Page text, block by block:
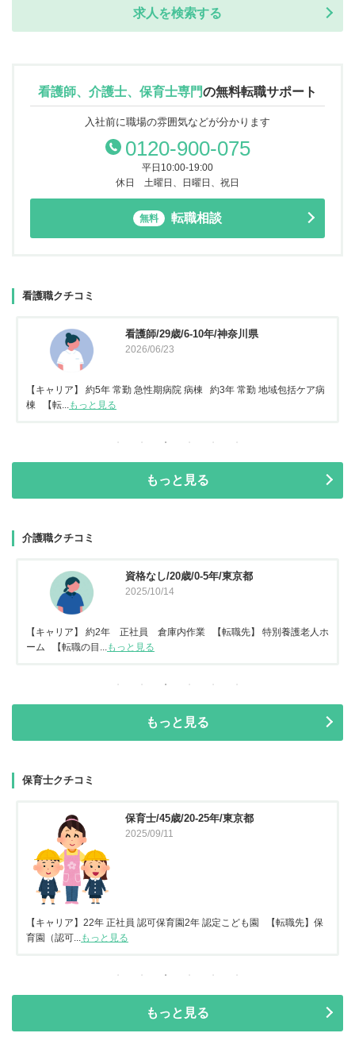
求人を検索する
看護師、介護士、保育士専門の無料転職サポート
入社前に職場の雰囲気などが分かります
0120-900-075
平日10:00-19:00
休日 土曜日、日曜日、祝日
無料 転職相談
看護職クチコミ
看護師/29歳/6-10年/神奈川県
2026/06/23
【キャリア】 約5年 常勤 急性期病院 病棟 約3年 常勤 地域包括ケア病
棟 【転...
もっと見る
もっと見る
介護職クチコミ
資格なし/20歳/0-5年/東京都
2025/10/14
【キャリア】 約2年 正社員 倉庫内作業 【転職先】 特別養護老人ホ
ーム 【転職の目...
もっと見る
もっと見る
保育士クチコミ
保育士/45歳/20-25年/東京都
2025/09/11
【キャリア】22年 正社員 認可保育園2年 認定こども園 【転職先】保
育園（認可...
もっと見る
もっと見る